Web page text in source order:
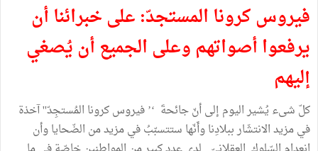
فيروس كرونا المستجدّ: على خبرائنا أن
يرفعوا أصواتهم وعلى الجميع أن يُصغي
إليهم
كلّ شىء يُشير اليوم إلى أنّ جائحةَ ‘’ فيروس كرونا المُستجِدّ'' آخذة
في مزيد الانتشَار ببلادِنا وأَنّها ستتسبّبُ في مزيد من الضّحايا وأن